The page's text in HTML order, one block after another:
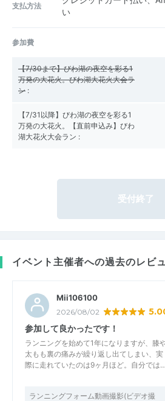
支払方法
い
参加費
【7/30まで】びわ湖の夜空を彩る1
万発の大花火。びわ湖大花火大会ラ
ン :
【7/31以降】びわ湖の夜空を彩る1
万発の大花火。【直前申込み】びわ
湖大花火大会ラン :
受付終了
イベント主催者への過去のレビ
Mii106100
2026/08/02
参加して良かったです！
ランニングを始めて1年になりますが、膝
太もも裏の痛みが繰り返し出てしまい、実
際に走れていたのは9ヶ月ほど。自分では…
ランニングフォーム動画撮影(ビデオ撮